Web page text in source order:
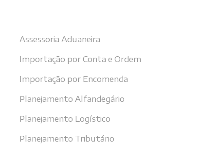
Assessoria Aduaneira
Importação por Conta e Ordem
Importação por Encomenda
Planejamento Alfandegário
Planejamento Logístico
Planejamento Tributário